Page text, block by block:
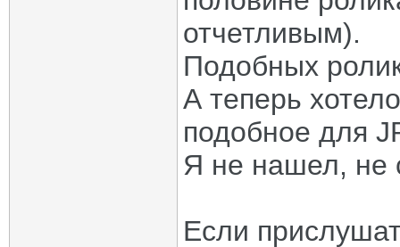
отчетливым).
Подобных
А теперь
подобное для
Я не нашел, не
Если